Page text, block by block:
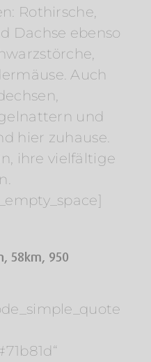
Rothirsche,
Dachse ebenso
Auch
und
hier zuhause.
ihre vielfältige
58km, 950